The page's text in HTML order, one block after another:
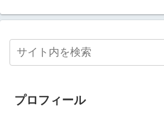
プロフィール